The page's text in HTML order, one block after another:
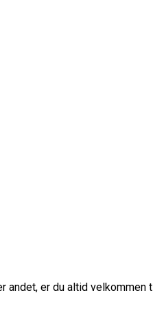
andet, er du altid